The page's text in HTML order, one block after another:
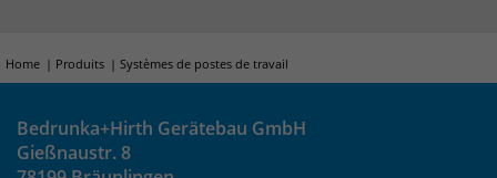
Home Produits Systèmes de postes de travail
Bedrunka+Hirth Gerätebau GmbH
Gießnaustr. 8